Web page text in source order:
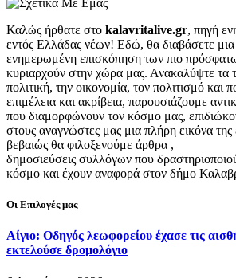
Καλώς ήρθατε στο kalavritalive.gr, πηγή
εντός Ελλάδας νέων! Εδώ, θα διαβάσετε
ενημερωμένη επισκόπηση των πιο
κυριαρχούν στην χώρα μας. Ανακαλύψτε τα
πολιτική, την οικονομία, τον πολιτισμό
επιμέλεια και ακρίβεια, παρουσιάζουμε
που διαμορφώνουν τον κόσμο μας,
στους αναγνώστες μας μια πλήρη εικόνα της
βεβαιώς θα φιλοξενούμε άρθρα ,
δημοσιεύσεις συλλόγων που
κόσμο και έχουν αναφορά στον δήμο
Οι Επιλογές μας
Αίγιο: Οδηγός λεωφορείου έχασε τις
εκτελούσε δρομολόγιο